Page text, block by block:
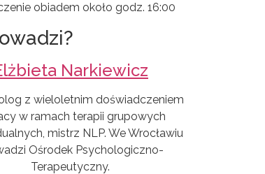
obiadem około godz. 16:00
Narkiewicz
z wieloletnim doświadczeniem
w ramach terapii grupowych
mistrz NLP. We Wrocławiu
Ośrodek Psychologiczno-
Terapeutyczny.